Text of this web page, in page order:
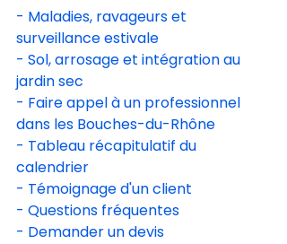
- Maladies, ravageurs et
surveillance estivale
- Sol, arrosage et intégration au
jardin sec
- Faire appel à un professionnel
dans les Bouches-du-Rhône
- Tableau récapitulatif du
calendrier
- Témoignage d'un client
- Questions fréquentes
- Demander un devis